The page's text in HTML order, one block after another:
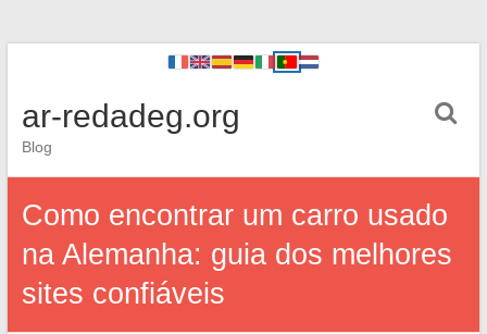
ar-redadeg.org
Blog
Como encontrar um carro usado
na Alemanha: guia dos melhores
sites confiáveis